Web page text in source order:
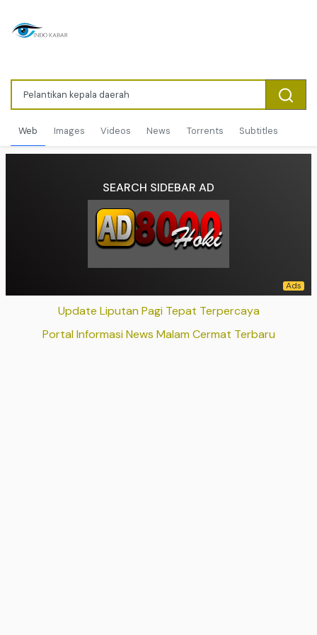
Web Images Videos News Torrents Subtitles
SEARCH SIDEBAR AD
Update Liputan Pagi Tepat Terpercaya
Portal Informasi News Malam Cermat Terbaru